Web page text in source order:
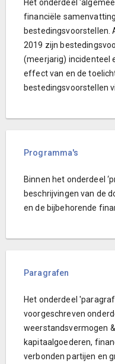
Het onderdeel
financiële
bestedingsvoorstellen.
2019 zijn
(meerjarig) incidenteel
effect van en de
bestedingsvoorstellen
Programma's
Binnen het onderdeel
beschrijvingen van de
en de bijbehorende
Paragrafen
Het onderdeel
voorgeschreven
weerstandsvermogen
kapitaalgoederen,
verbonden partijen en